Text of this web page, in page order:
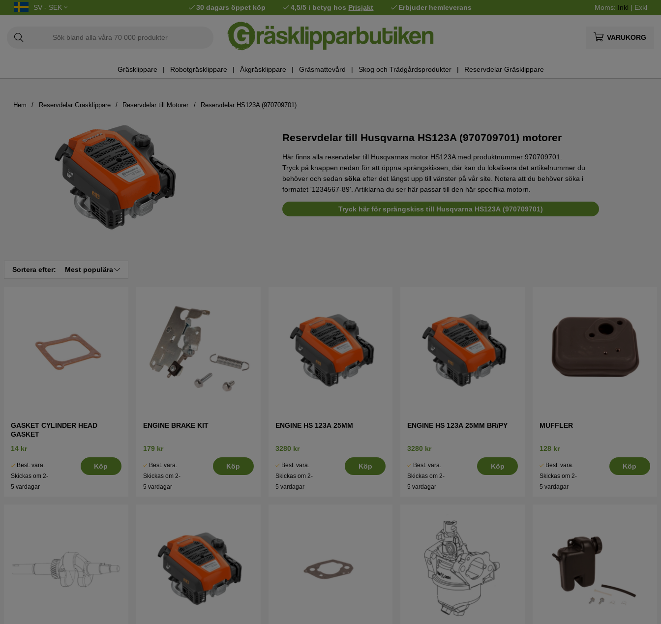
SV - SEK 30 dagars öppet köp 4,5/5 i betyg hos Prisjakt Erbjuder hemleverans Moms: Inkl | Exkl
VARUKORG
Gräsklippare Robotgräsklippare Åkgräsklippare Gräsmattevård Skog och Trädgårdsprodukter Reservdelar Gräsklippare
Hem Reservdelar Gräsklippare Reservdelar till Motorer Reservdelar HS123A (970709701)
Reservdelar till Husqvarna HS123A (970709701) motorer
Här finns alla reservdelar till Husqvarnas motor HS123A med produktnummer 970709701.
Tryck på knappen nedan för att öppna sprängskissen, där kan du lokalisera det artikelnummer du
behöver och sedan söka efter det längst upp till vänster på vår site. Notera att du behöver söka i
formatet '1234567-89'. Artiklarna du ser här passar till den här specifika motorn.
Tryck här för sprängskiss till Husqvarna HS123A (970709701)
Sortera efter: Mest populära
GASKET CYLINDER HEAD
GASKET
14 kr
Best. vara.
Skickas om 2-
5 vardagar
Köp
ENGINE BRAKE KIT
179 kr
Best. vara.
Skickas om 2-
5 vardagar
Köp
ENGINE HS 123A 25MM
3280 kr
Best. vara.
Skickas om 2-
5 vardagar
Köp
ENGINE HS 123A 25MM BR/PY
3280 kr
Best. vara.
Skickas om 2-
5 vardagar
Köp
MUFFLER
128 kr
Best. vara.
Skickas om 2-
5 vardagar
Köp